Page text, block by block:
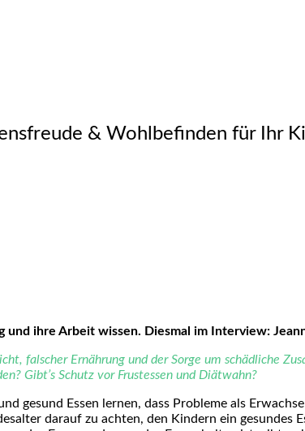
& Wohlbefinden für Ihr
ihre Arbeit wissen. Diesmal im Interview:
falscher Ernährung und der Sorge um schädliche
Gibt’s Schutz vor Frustessen und Diätwahn?
gesund Essen lernen, dass Probleme als
darauf zu achten, den Kindern ein gesundes